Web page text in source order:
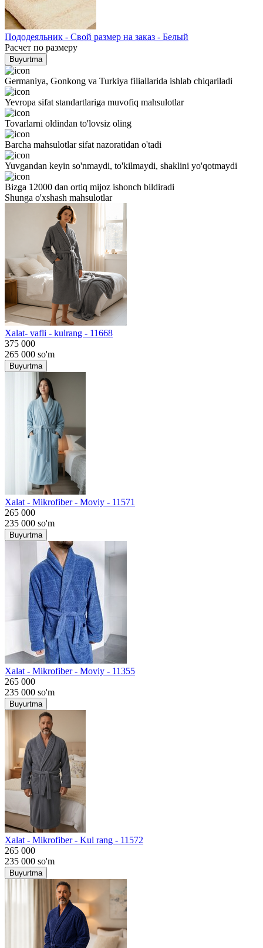
Пододеяльник - Свой размер на заказ - Белый
Расчет по размеру
Buyurtma
Germaniya, Gonkong va Turkiya filiallarida ishlab chiqariladi
Yevropa sifat standartlariga muvofiq mahsulotlar
Tovarlarni oldindan to'lovsiz oling
Barcha mahsulotlar sifat nazoratidan o'tadi
Yuvgandan keyin so'nmaydi, to'kilmaydi, shaklini yo'qotmaydi
Bizga 12000 dan ortiq mijoz ishonch bildiradi
Shunga o'xshash mahsulotlar
Хalat- vafli - kulrang - 11668
375 000
265 000 so'm
Buyurtma
Хalat - Mikrofiber - Moviy - 11571
265 000
235 000 so'm
Buyurtma
Хalat - Mikrofiber - Moviy - 11355
265 000
235 000 so'm
Buyurtma
Хalat - Mikrofiber - Kul rang - 11572
265 000
235 000 so'm
Buyurtma